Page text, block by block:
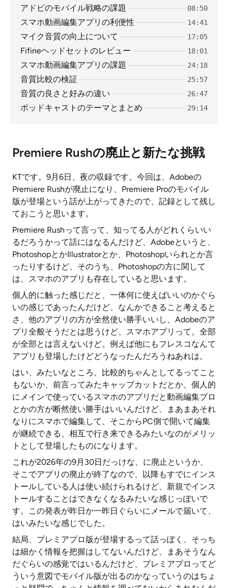
アドビのモバイル戦略の課題 08:50
スマホ動画編集アプリの利便性 14:41
マイク音質の向上について 17:05
Fifineヘッドセットのレビュー 18:01
スマホ動画編集アプリの課題 24:18
音質比較の検証 25:57
音質の良さと好みの違い 26:47
ポッドキャストのテーマとまとめ 29:14
Premiere Rushの廃止と新たな挑戦
KTです。9月6日、夜の収録です。今回は、Adobeの
Premiere Rushが廃止になり、Premiere Proのモバイル
版が登場という話が上がってきたので、記録として残し
ておこうと思います。
Premiere Rushって言って、知ってる人がどれくらいい
るだろうかって話にはなるんだけど、Adobeというと、
PhotoshopとかIllustratorとか、Photoshopいられとか言
ったりするけど、そのうち、Photoshopの方に関して
は、スマホのアプリも存在していると思います。
個人的に触った感じだと、一体何に使えばいいのかぐら
いの感じであったんだけど、なんかできること考えると
さ、他のアプリの方が全然使い勝手いいし、Adobeのア
プリ全般そうだとは思うけど、スマホアプリって。全部
が全部とは言えないけど。例えば他にもフレスコなんて
アプリも登場したけどどうなったんだろうねあれは。
はい、みたいなところ、比較的ちゃんとしてるってこと
もないか、前言ってみたキャップカットだとか、個人的
にメインで使っているスマホのアプリだと動画編集ブロ
とかの方が断然使い勝手はいいんだけど、まあまあそれ
なりにスマホで編集して、そこからPC側で開いて編集
が継続できる、相互で行き来できるみたいなのがメリッ
トとして登場したものになります。
これが2026年の9月30日だっけな、に廃止というか、
そこでアプリの廃止が終了なので、以降もすでにインス
トールしている人は使い続けられるけど、新規でインス
トールすることはできなくなるみたいな感じっぽいで
す。この発表が昨日か一昨日ぐらいにメールで届いて、
はいみたいな感じでした。
結局、プレミアプロ版が登場するって話っぽく、そっち
は細かく情報を把握はしてないんだけど、まあそうなん
だぐらいの感覚ではいるんだけど、プレミアプロってど
ういう意図でモバイル版が出るのかなっていうのはちょ